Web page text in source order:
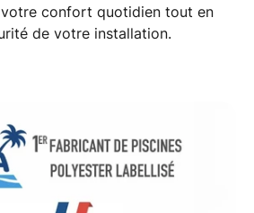
confort quotidien tout en
de votre installation.